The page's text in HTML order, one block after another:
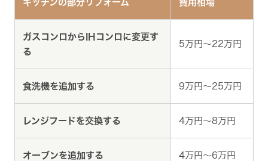
キッチンの部分リフォーム 費用相場
ガスコンロからIHコンロに変更す
る
5万円～22万円
食洗機を追加する 9万円～25万円
レンジフードを交換する 4万円～8万円
オーブンを追加する 4万円～6万円